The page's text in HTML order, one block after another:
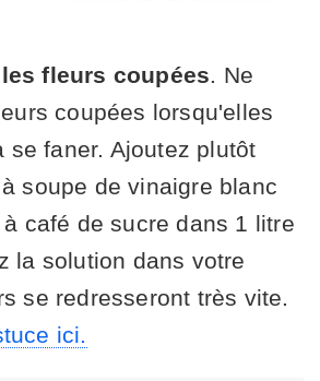
fleurs coupées . Ne
coupées lorsqu'elles
se faner. Ajoutez plutôt
soupe de vinaigre blanc
café de sucre dans 1 litre
la solution dans votre
se redresseront très vite.
ici.